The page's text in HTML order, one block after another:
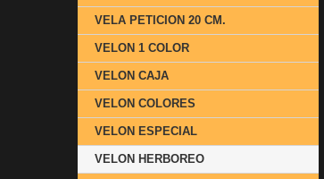
VELA PETICION 20 CM.
VELON 1 COLOR
VELON CAJA
VELON COLORES
VELON ESPECIAL
VELON HERBOREO